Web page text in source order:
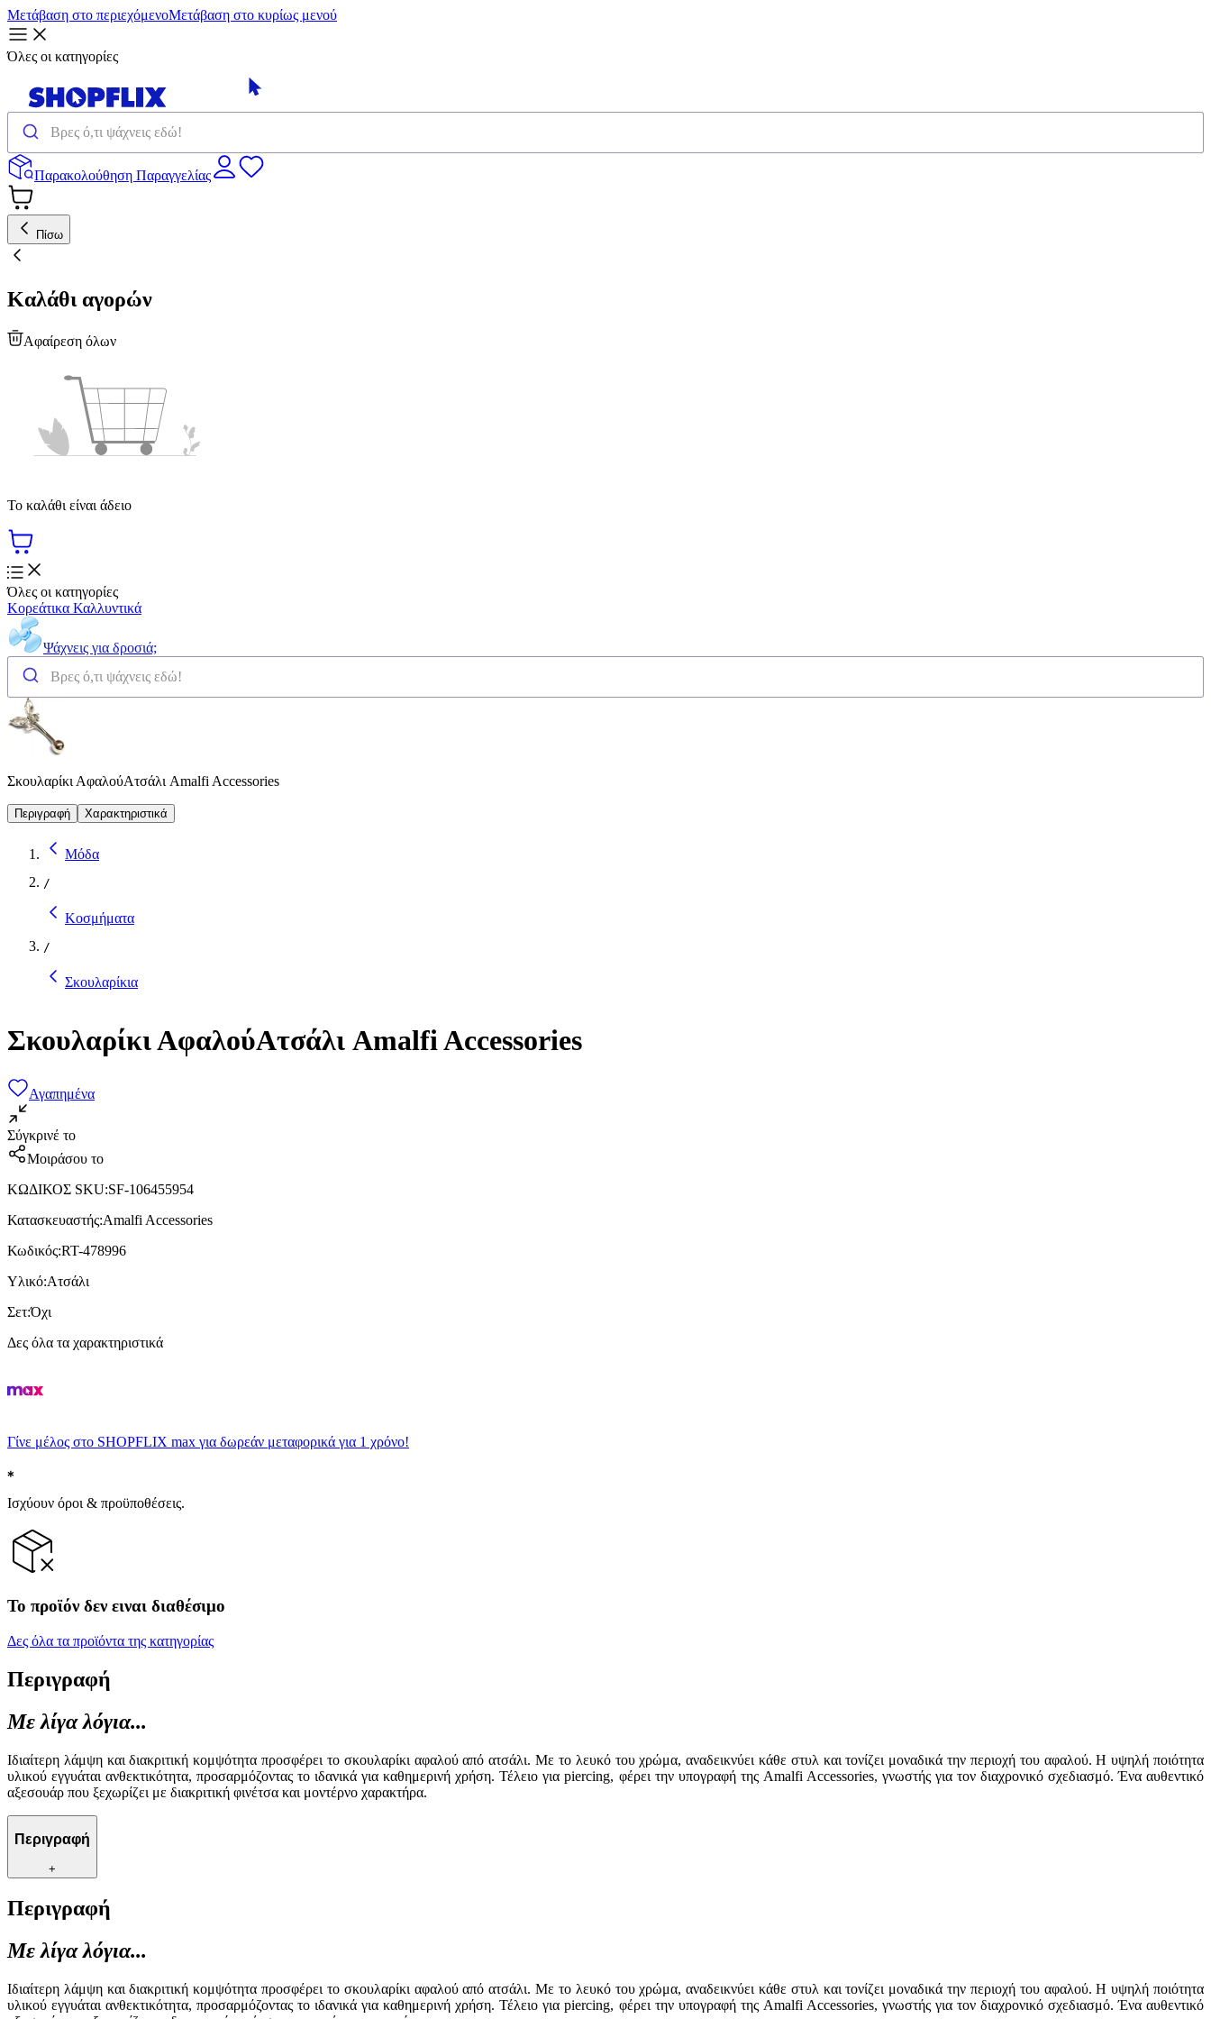
Μετάβαση στο περιεχόμενοΜετάβαση στο κυρίως μενού
Όλες οι κατηγορίες
Παρακολούθηση Παραγγελίας
Πίσω
Καλάθι αγορών
Αφαίρεση όλων
Το καλάθι είναι άδειο
Όλες οι κατηγορίες
Κορεάτικα Καλλυντικά
Ψάχνεις για δροσιά;
Σκουλαρίκι ΑφαλούΑτσάλι Amalfi Accessories
Περιγραφή Χαρακτηριστικά
Μόδα
/
Κοσμήματα
/
Σκουλαρίκια
Σκουλαρίκι ΑφαλούΑτσάλι Amalfi Accessories
Αγαπημένα
Σύγκρινέ το
Μοιράσου το
ΚΩΔΙΚΟΣ SKU:SF-106455954
Κατασκευαστής:Amalfi Accessories
Κωδικός:RT-478996
Υλικό:Ατσάλι
Σετ:Όχι
Δες όλα τα χαρακτηριστικά
Γίνε μέλος στο SHOPFLIX max για δωρεάν μεταφορικά για 1 χρόνο!
Ισχύουν όροι & προϋποθέσεις.
Το προϊόν δεν ειναι διαθέσιμο
Δες όλα τα προϊόντα της κατηγορίας
Περιγραφή
Με λίγα λόγια...
Ιδιαίτερη λάμψη και διακριτική κομψότητα προσφέρει το σκουλαρίκι αφαλού από ατσάλι. Με το λευκό του χρώμα, αναδεικνύει κάθε στυλ και τονίζει μοναδικά την περιοχή του αφαλού. Η υψηλή ποιότητα
υλικού εγγυάται ανθεκτικότητα, προσαρμόζοντας το ιδανικά για καθημερινή χρήση. Τέλειο για piercing, φέρει την υπογραφή της Amalfi Accessories, γνωστής για τον διαχρονικό σχεδιασμό. Ένα αυθεντικό
αξεσουάρ που ξεχωρίζει με διακριτική φινέτσα και μοντέρνο χαρακτήρα.
Περιγραφή
+
Περιγραφή
Με λίγα λόγια...
Ιδιαίτερη λάμψη και διακριτική κομψότητα προσφέρει το σκουλαρίκι αφαλού από ατσάλι. Με το λευκό του χρώμα, αναδεικνύει κάθε στυλ και τονίζει μοναδικά την περιοχή του αφαλού. Η υψηλή ποιότητα
υλικού εγγυάται ανθεκτικότητα, προσαρμόζοντας το ιδανικά για καθημερινή χρήση. Τέλειο για piercing, φέρει την υπογραφή της Amalfi Accessories, γνωστής για τον διαχρονικό σχεδιασμό. Ένα αυθεντικό